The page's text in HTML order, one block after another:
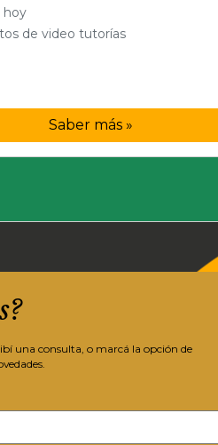
hoy
de video tutorías
Saber más »
una consulta, o marcá la opción de